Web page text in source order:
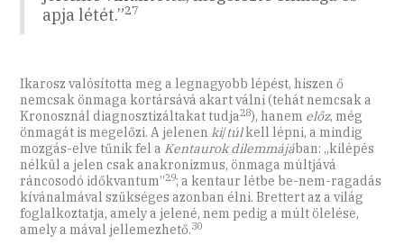
apja létét.”27
Ikarosz valósította meg a legnagyobb lépést, hiszen ő
nemcsak önmaga kortársává akart válni (tehát nemcsak a
Kronosznál diagnosztizáltakat tudja28), hanem előz, még
önmagát is megelőzi. A jelenenki/túlkell lépni, a mindig
mozgás-elve tűnik fel a Kentaurok dilemmájában: „kilépés
nélkül a jelen csak anakronizmus, önmaga múltjává
ráncosodó időkvantum”29; a kentaur létbe be-nem-ragadás
kívánalmával szükséges azonban élni. Brettert az a világ
foglalkoztatja, amely a jelené, nem pedig a múlt ölelése,
amely a mával jellemezhető.30